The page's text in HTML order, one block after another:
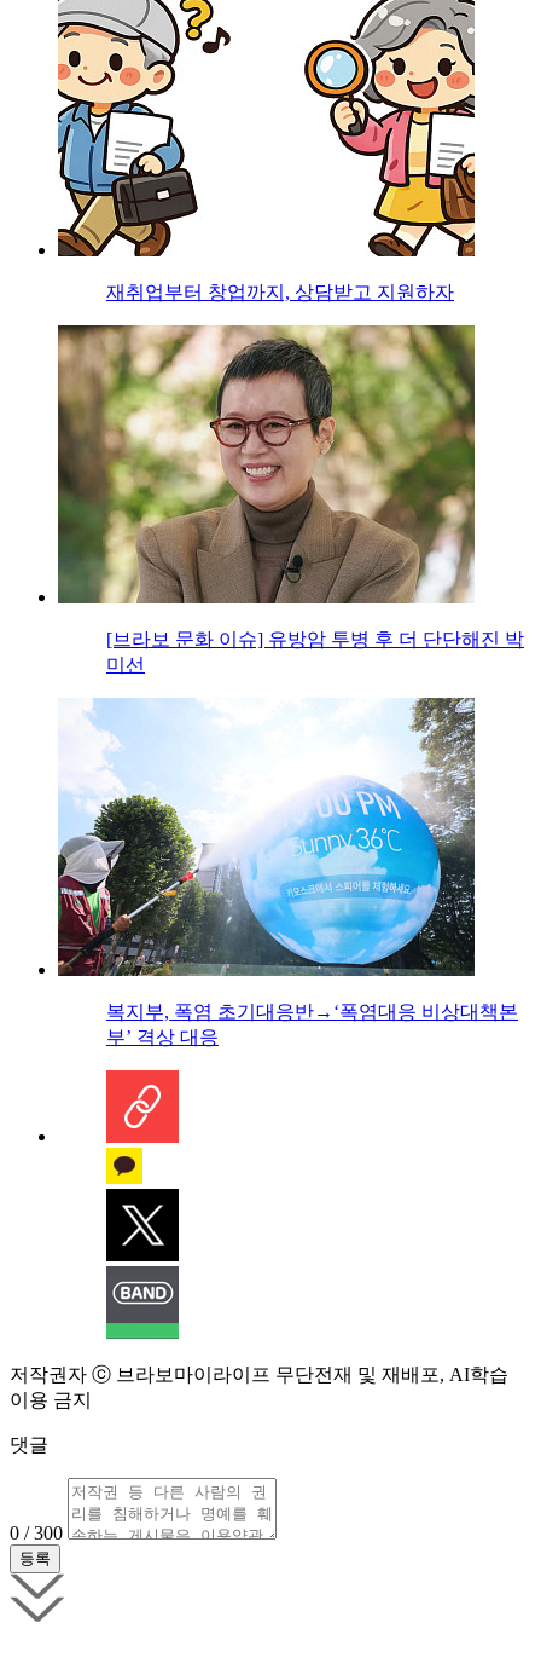
재취업부터 창업까지, 상담받고 지원하자
[브라보 문화 이슈] 유방암 투병 후 더 단단해진 박
미선
복지부, 폭염 초기대응반→‘폭염대응 비상대책본
부’ 격상 대응
저작권자 ⓒ 브라보마이라이프 무단전재 및 재배포, AI학습
이용 금지
댓글
0 / 300